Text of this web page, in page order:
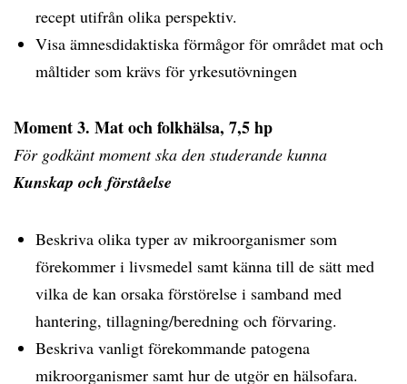
recept utifrån olika perspektiv.
Visa ämnesdidaktiska förmågor för området mat och
måltider som krävs för yrkesutövningen
Moment 3. Mat och folkhälsa, 7,5 hp
För godkänt moment ska den studerande kunna
Kunskap och förståelse
Beskriva olika typer av mikroorganismer som
förekommer i livsmedel samt känna till de sätt med
vilka de kan orsaka förstörelse i samband med
hantering, tillagning/beredning och förvaring.
Beskriva vanligt förekommande patogena
mikroorganismer samt hur de utgör en hälsofara.